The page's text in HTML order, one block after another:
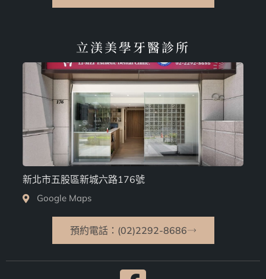
立渼美學牙醫診所
新北市五股區新城六路176號
Google Maps
預約電話：(02)2292-8686